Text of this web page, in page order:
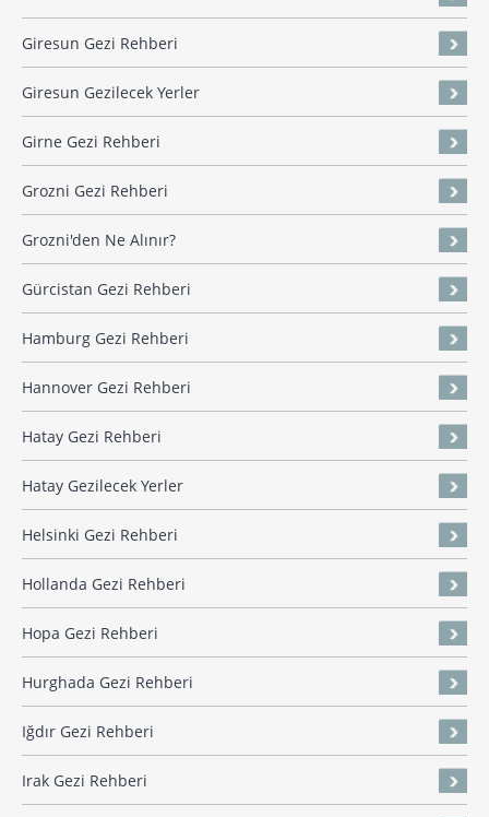
Giresun Gezi Rehberi
Giresun Gezilecek Yerler
Girne Gezi Rehberi
Grozni Gezi Rehberi
Grozni'den Ne Alınır?
Gürcistan Gezi Rehberi
Hamburg Gezi Rehberi
Hannover Gezi Rehberi
Hatay Gezi Rehberi
Hatay Gezilecek Yerler
Helsinki Gezi Rehberi
Hollanda Gezi Rehberi
Hopa Gezi Rehberi
Hurghada Gezi Rehberi
Iğdır Gezi Rehberi
Irak Gezi Rehberi